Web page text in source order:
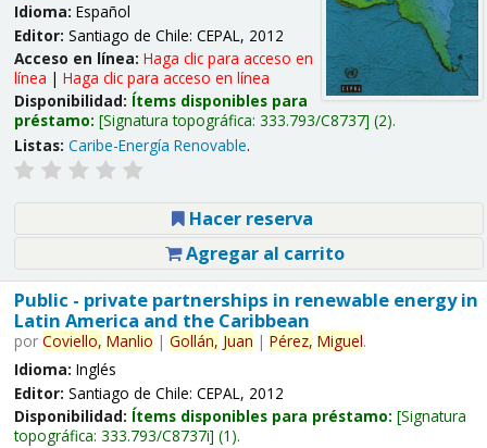
Idioma: Español
Editor: Santiago de Chile: CEPAL, 2012
Acceso en línea: Haga clic para acceso en
línea | Haga clic para acceso en línea
Disponibilidad: Ítems disponibles para
préstamo: Signatura topográfica: 333.793/C8737 (2).
Listas: Caribe-Energía Renovable.
Hacer reserva
Agregar al carrito
Public - private partnerships in renewable energy in
Latin America and the Caribbean
por Coviello, Manlio | Gollán, Juan | Pérez, Miguel.
Idioma: Inglés
Editor: Santiago de Chile: CEPAL, 2012
Disponibilidad: Ítems disponibles para préstamo: Signatura
topográfica: 333.793/C8737i (1).